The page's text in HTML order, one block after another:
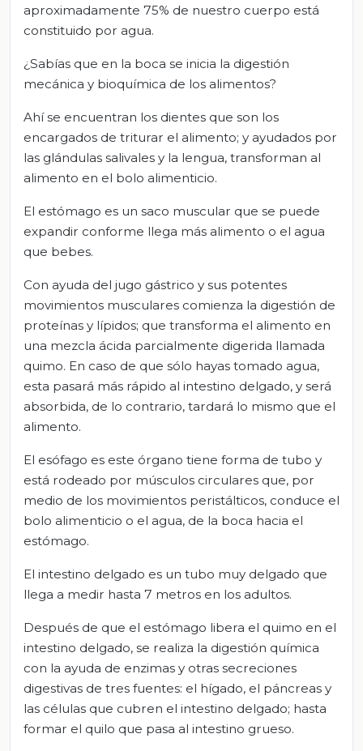
aproximadamente 75% de nuestro cuerpo está
constituido por agua.
¿Sabías que en la boca se inicia la digestión
mecánica y bioquímica de los alimentos?
Ahí se encuentran los dientes que son los
encargados de triturar el alimento; y ayudados por
las glándulas salivales y la lengua, transforman al
alimento en el bolo alimenticio.
El estómago es un saco muscular que se puede
expandir conforme llega más alimento o el agua
que bebes.
Con ayuda del jugo gástrico y sus potentes
movimientos musculares comienza la digestión de
proteínas y lípidos; que transforma el alimento en
una mezcla ácida parcialmente digerida llamada
quimo. En caso de que sólo hayas tomado agua,
esta pasará más rápido al intestino delgado, y será
absorbida, de lo contrario, tardará lo mismo que el
alimento.
El esófago es este órgano tiene forma de tubo y
está rodeado por músculos circulares que, por
medio de los movimientos peristálticos, conduce el
bolo alimenticio o el agua, de la boca hacia el
estómago.
El intestino delgado es un tubo muy delgado que
llega a medir hasta 7 metros en los adultos.
Después de que el estómago libera el quimo en el
intestino delgado, se realiza la digestión química
con la ayuda de enzimas y otras secreciones
digestivas de tres fuentes: el hígado, el páncreas y
las células que cubren el intestino delgado; hasta
formar el quilo que pasa al intestino grueso.